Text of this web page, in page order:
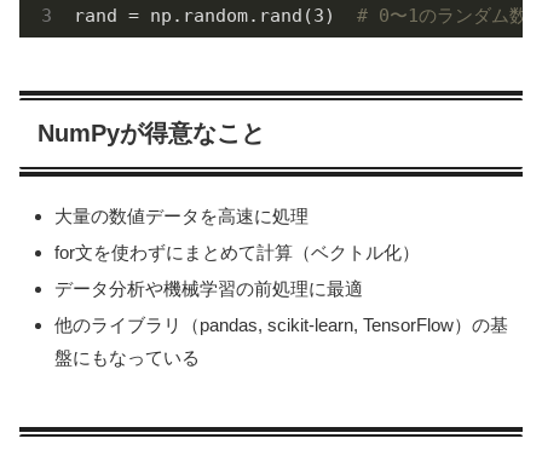
rand = np.random.rand(3) # 0〜1のランダム数
NumPyが得意なこと
大量の数値データを高速に処理
for文を使わずにまとめて計算（ベクトル化）
データ分析や機械学習の前処理に最適
他のライブラリ（pandas, scikit-learn, TensorFlow）の基
盤にもなっている